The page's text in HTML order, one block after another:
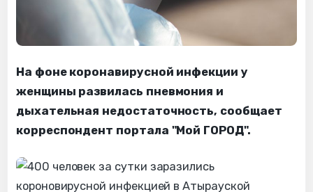
На фоне коронавирусной инфекции у
женщины развилась пневмония и
дыхательная недостаточность, сообщает
корреспондент портала "Мой ГОРОД".